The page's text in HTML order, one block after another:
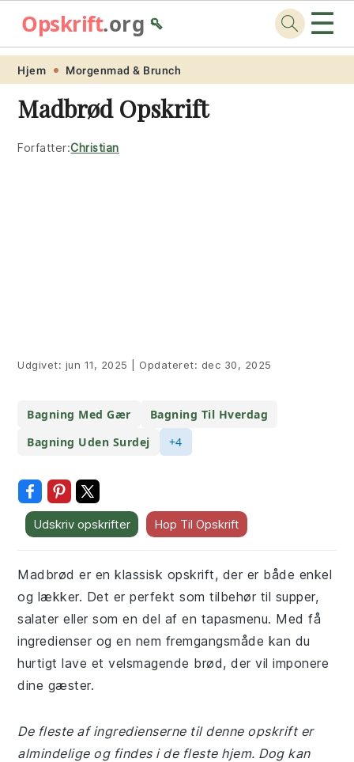
Skip
primary
navigation
Skip
main
content
Skip
primary
sidebar
Skip
footer
Opskrift.org🥄 ☰
Hjem Morgenmad & Brunch
Madbrød Opskrift
Forfatter:Christian
Udgivet: jun 11, 2025 Opdateret: dec 30, 2025
Bagning Med Gær
Bagning Til Hverdag
Bagning Uden Surdej
+4
Udskriv opskrifter Hop Til Opskrift
Madbrød er en klassisk opskrift, der er både enkel
og lækker. Det er perfekt som tilbehør til supper,
salater eller som en del af en tapasmenu. Med få
ingredienser og en nem fremgangsmåde kan du
hurtigt lave et velsmagende brød, der vil imponere
dine gæster.
De fleste af ingredienserne til denne opskrift er
almindelige og findes i de fleste hjem. Dog kan